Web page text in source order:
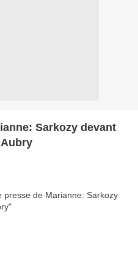
Sarkozy devant